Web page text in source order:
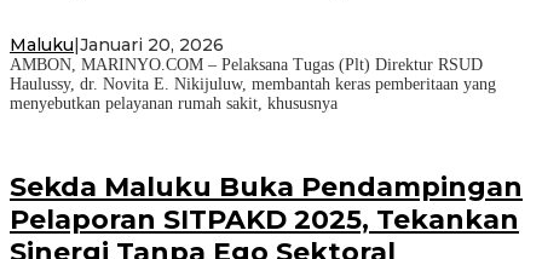
Maluku|Januari 20, 2026
AMBON, MARINYO.COM – Pelaksana Tugas (Plt) Direktur RSUD
Haulussy, dr. Novita E. Nikijuluw, membantah keras pemberitaan yang
menyebutkan pelayanan rumah sakit, khususnya
Sekda Maluku Buka Pendampingan
Pelaporan SITPAKD 2025, Tekankan